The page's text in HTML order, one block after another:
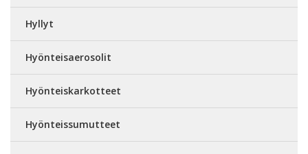
Hyllyt
Hyönteisaerosolit
Hyönteiskarkotteet
Hyönteissumutteet